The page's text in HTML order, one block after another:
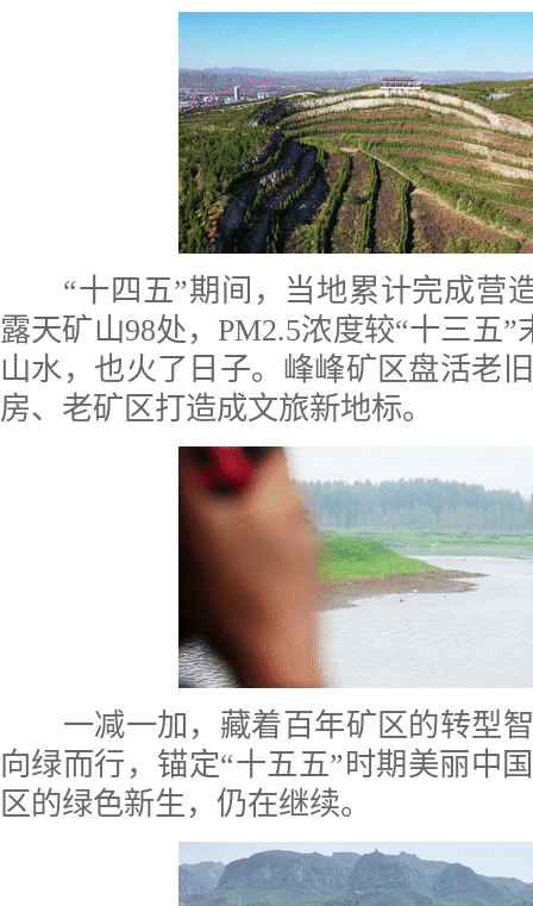
“十四五”期间，当地累计完成营造
露天矿山98处，PM2.5浓度较“十三五”
山水，也火了日子。峰峰矿区盘活老
房、老矿区打造成文旅新地标。
一减一加，藏着百年矿区的转型智
向绿而行，锚定“十五五”时期美丽中
区的绿色新生，仍在继续。